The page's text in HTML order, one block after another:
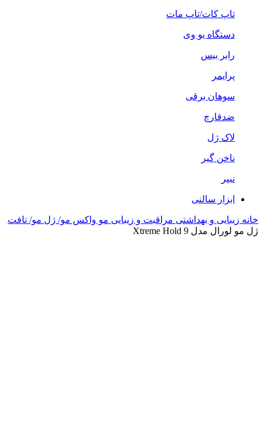
تاپ کات/تاپ مات
دستگاه یو وی
رابر بیس
پرایمر
سوهان برقی
ضدقارچ
لاک ژل
ناخن گیر
نیپر
ابزار سالنی
خانه زیبایی و بهداشتی مراقبت و زیبایی مو واکس مو/ ژل مو/ تافت
ژل مو لورال مدل Xtreme Hold 9